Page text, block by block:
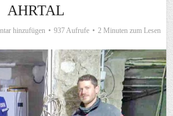
AHRTAL
hinzufügen 937 Aufrufe 2 Minuten zum Lesen